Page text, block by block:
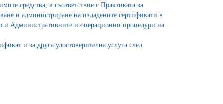
средства, в съответствие с Практиката за
и администриране на издадените сертификати в
и Административните и операционни процедури на
и за друга удостоверителна услуга след